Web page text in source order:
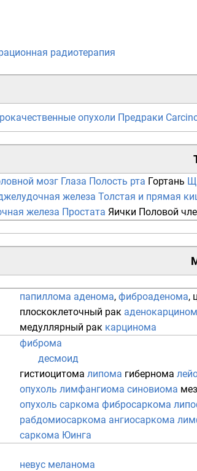
радиотерапия
опухоли Предраки
мозг Глаза Полость рта Гортань
железа Толстая и прямая
железа Простата Яички Половой
папиллома аденома, фиброаденома,
плоскоклеточный рак
медуллярный рак карцинома
фиброма
десмоид
гистиоцитома липома гибернома
опухоль лимфангиома синовиома
опухоль саркома фибросаркома
рабдомиосаркома ангиосаркома
саркома Юинга
невус меланома